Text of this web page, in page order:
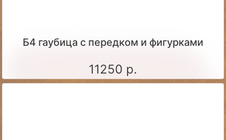
Б4 гаубица с передком и фигурками
11250 р.